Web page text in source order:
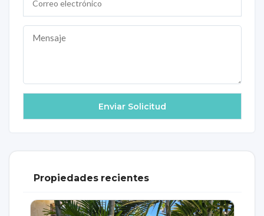
Propiedades recientes